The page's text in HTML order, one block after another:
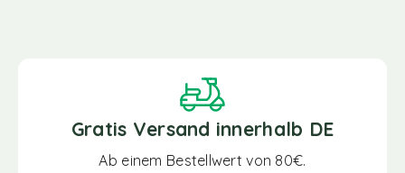
Gratis Versand innerhalb DE
Ab einem Bestellwert von 80€.